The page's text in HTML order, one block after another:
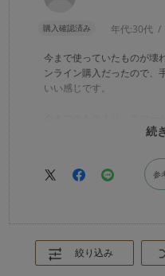
購入確認済み 年代:30代
今まで使っていたものが壊
ンライン購入だったので、
いい感じです。
ちに剥げてきたりするの
た。(内側ペインティング
続
参
絞り込み